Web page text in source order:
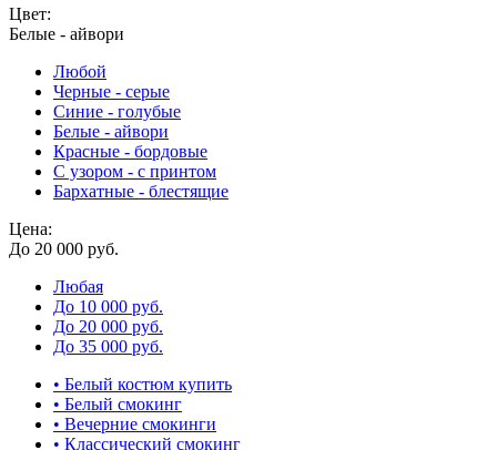
Цвет:
Белые - айвори
Любой
Черные - серые
Синие - голубые
Белые - айвори
Красные - бордовые
С узором - с принтом
Бархатные - блестящие
Цена:
До 20 000 руб.
Любая
До 10 000 руб.
До 20 000 руб.
До 35 000 руб.
• Белый костюм купить
• Белый смокинг
• Вечерние смокинги
• Классический смокинг